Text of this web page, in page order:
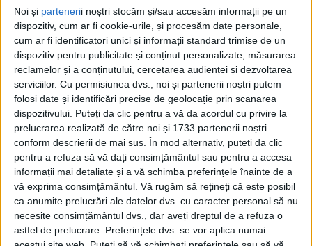
Noi și partenerii noștri stocăm și/sau accesăm informații pe un
dispozitiv, cum ar fi cookie-urile, și procesăm date personale,
cum ar fi identificatori unici și informații standard trimise de un
dispozitiv pentru publicitate și conținut personalizate, măsurarea
reclamelor și a conținutului, cercetarea audienței și dezvoltarea
serviciilor. Cu permisiunea dvs., noi și partenerii noștri putem
folosi date și identificări precise de geolocație prin scanarea
dispozitivului. Puteți da clic pentru a vă da acordul cu privire la
prelucrarea realizată de către noi și 1733 partenerii noștri
conform descrierii de mai sus. În mod alternativ, puteți da clic
pentru a refuza să vă dați consimțământul sau pentru a accesa
informații mai detaliate și a vă schimba preferințele înainte de a
vă exprima consimțământul. Vă rugăm să rețineți că este posibil
ca anumite prelucrări ale datelor dvs. cu caracter personal să nu
necesite consimțământul dvs., dar aveți dreptul de a refuza o
astfel de prelucrare. Preferințele dvs. se vor aplica numai
Acasă Arhiva
ARHIVA
Niciun articol afișat